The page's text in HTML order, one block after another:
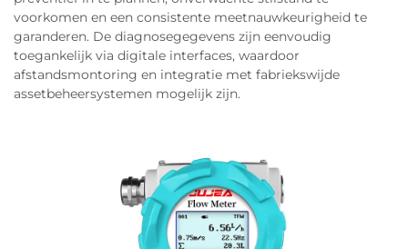
voorkomen en een consistente meetnauwkeurigheid te
garanderen. De diagnosegegevens zijn eenvoudig
toegankelijk via digitale interfaces, waardoor
afstandsmontoring en integratie met fabriekswijde
assetbeheersystemen mogelijk zijn.